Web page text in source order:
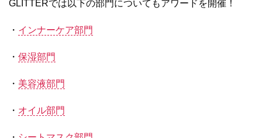
GLITTERでは以下の部門についてもアワードを開催！
・ インナーケア部門
・ 保湿部門
・ 美容液部門
・ オイル部門